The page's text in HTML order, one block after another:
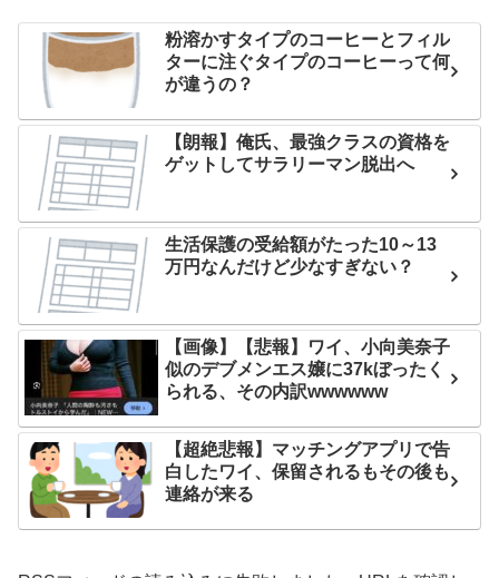
粉溶かすタイプのコーヒーとフィル
ターに注ぐタイプのコーヒーって何
が違うの？
【朗報】俺氏、最強クラスの資格を
ゲットしてサラリーマン脱出へ
生活保護の受給額がたった10～13
万円なんだけど少なすぎない？
【画像】【悲報】ワイ、小向美奈子
似のデブメンエス嬢に37kぼったく
られる、その内訳wwwwww
【超絶悲報】マッチングアプリで告
白したワイ、保留されるもその後も
連絡が来る